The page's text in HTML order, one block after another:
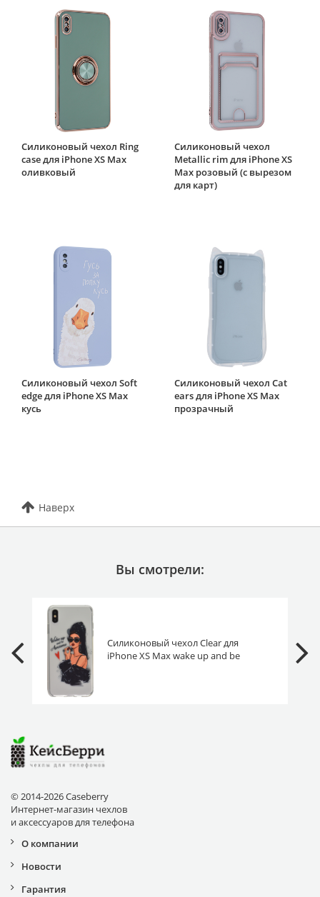
Силиконовый чехол Ring
case для iPhone XS Max
оливковый
Силиконовый чехол
Metallic rim для iPhone XS
Max розовый (с вырезом
для карт)
Силиконовый чехол Soft
edge для iPhone XS Max
кусь
Силиконовый чехол Cat
ears для iPhone XS Max
прозрачный
Наверх
Вы смотрели:
Силиконовый чехол Clear для
iPhone XS Max wake up and be
© 2014-2026 Caseberry
Интернет-магазин чехлов
и аксессуаров для телефона
О компании
Новости
Гарантия